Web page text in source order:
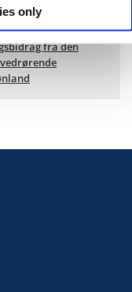
only
og
fra den